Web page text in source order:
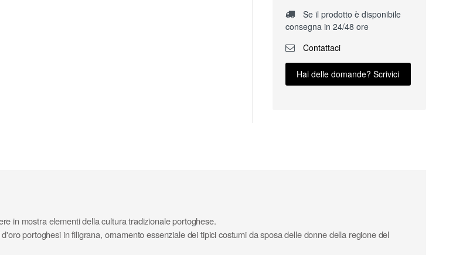
Se il prodotto è disponibile
consegna in 24/48 ore
Contattaci
Hai delle domande? Scrivici
in mostra elementi della cultura tradizionale portoghese.
portoghesi in filigrana, ornamento essenziale dei tipici costumi da sposa delle donne della regione del